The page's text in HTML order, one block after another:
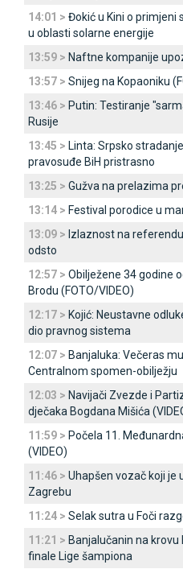
14:01 > Đokić u Kini o primjeni
u oblasti solarne energije
13:59 > Naftne kompanije
13:57 > Snijeg na Kopaoniku
13:46 > Putin: Testiranje
Rusije
13:45 > Linta: Srpsko
pravosuđe BiH pristrasno
13:25 > Gužva na prelazima
13:14 > Festival porodice u
13:09 > Izlaznost na
odsto
12:57 > Obilježene 34 godine
Brodu (FOTO/VIDEO)
12:17 > Kojić: Neustavne
dio pravnog sistema
12:07 > Banjaluka: Večeras
Centralnom spomen-obilježju
12:03 > Navijači Zvezde i
dječaka Bogdana Mišića
11:59 > Počela 11.
(VIDEO)
11:46 > Uhapšen vozač koji je
Zagrebu
11:24 > Selak sutra u Foči
11:21 > Banjalučanin na krovu
finale Lige šampiona